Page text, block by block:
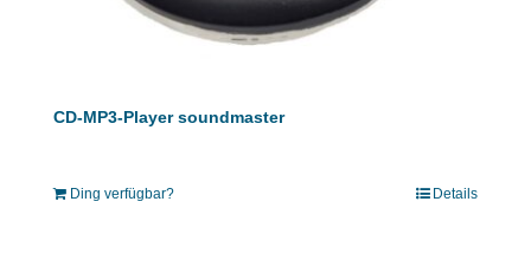
CD-MP3-Player soundmaster
Ding verfügbar? Details